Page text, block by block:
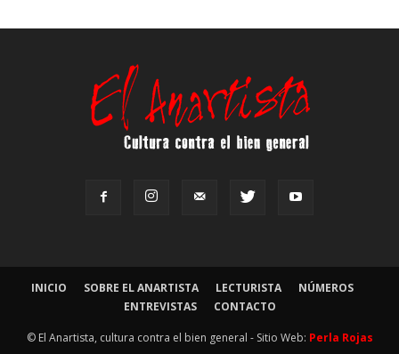
INICIO SOBRE EL ANARTISTA LECTURISTA
NÚMEROS
ENTREVISTAS
CONTACTO
© El Anartista, cultura contra el bien general - Sitio Web: Perla Rojas